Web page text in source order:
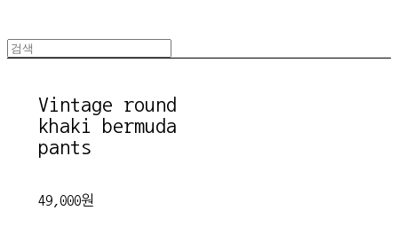
Vintage round
khaki bermuda
pants
49,000원